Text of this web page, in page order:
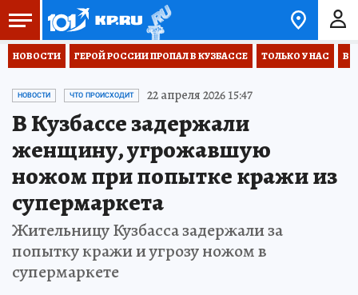
НОВОСТИ ГЕРОЙ РОССИИ ПРОПАЛ В КУЗБАССЕ ТОЛЬКО У НАС
НОВОСТИ ЧТО ПРОИСХОДИТ 22 апреля 2026 15:47
В Кузбассе задержали
женщину, угрожавшую
ножом при попытке кражи из
супермаркета
Жительницу Кузбасса задержали за
попытку кражи и угрозу ножом в
супермаркете